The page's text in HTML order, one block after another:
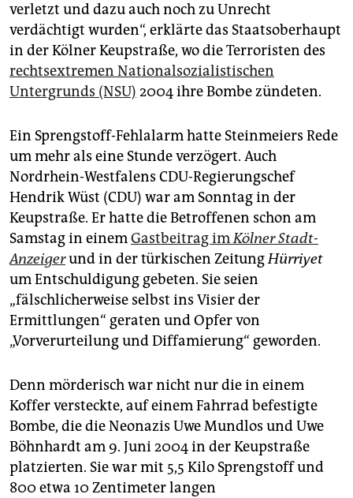
verletzt und dazu auch noch zu Unrecht
verdächtigt wurden“, erklärte das Staatsoberhaupt
in der Kölner Keupstraße, wo die Terroristen des
rechtsextremen Nationalsozialistischen
Untergrunds (NSU) 2004 ihre Bombe zündeten.
Ein Sprengstoff-Fehl­alarm hatte Steinmeiers Rede
um mehr als eine Stunde verzögert. Auch
Nordrhein-Westfalens CDU-Regierungschef
Hendrik Wüst (CDU) war am Sonntag in der
Keupstraße. Er hatte die Betroffenen schon am
Samstag in einemGastbeitrag imKölner Stadt-
Anzeigerund in der türkischen ZeitungHürriyet
um Entschuldigung gebeten. Sie seien
„fälschlicherweise selbst ins Visier der
Ermittlungen“ geraten und Opfer von
„Vorverurteilung und Diffamierung“ geworden.
Denn mörderisch war nicht nur die in einem
Koffer versteckte, auf einem Fahrrad befestigte
Bombe, die die Neonazis Uwe Mundlos und Uwe
Böhnhardt am 9. Juni 2004 in der Keup­stra­ße
platzierten. Sie war mit 5,5 Kilo Sprengstoff und
800 etwa 10 Zentimeter langen